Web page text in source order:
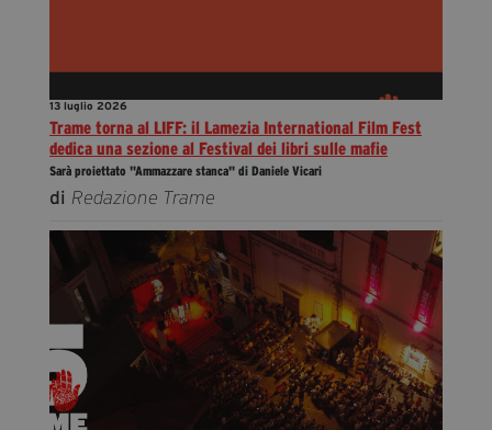
13 luglio 2026
Trame torna al LIFF: il Lamezia International Film Fest
dedica una sezione al Festival dei libri sulle mafie
Sarà proiettato "Ammazzare stanca" di Daniele Vicari
di Redazione Trame